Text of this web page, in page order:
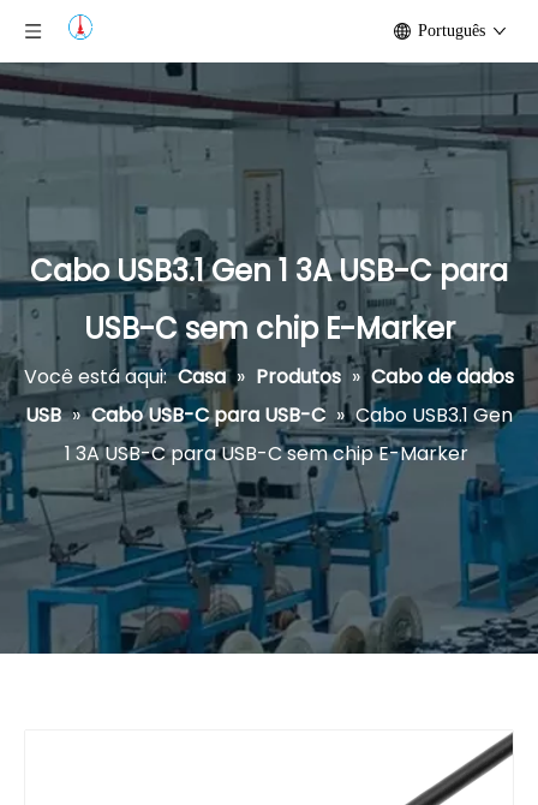
Português
Cabo USB3.1 Gen 1 3A USB-C para
USB-C sem chip E-Marker
Você está aqui: Casa » Produtos » Cabo de dados
USB » Cabo USB-C para USB-C » Cabo USB3.1 Gen
1 3A USB-C para USB-C sem chip E-Marker